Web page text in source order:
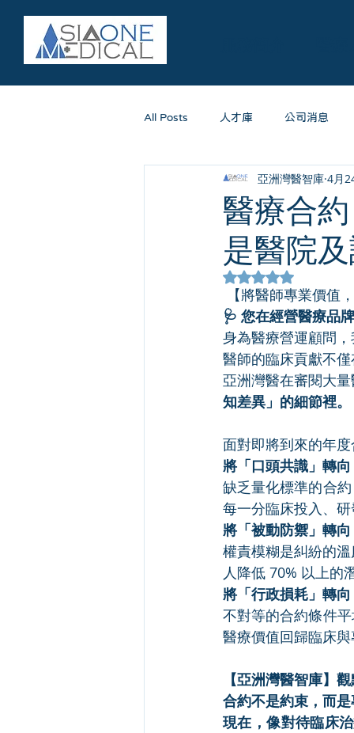
All Posts 人才庫 公司消息
醫療合
是醫院
亞洲灣醫智庫 4月
評等為 NaN（最
【將醫師專業價值
🩺 您在經營醫療品
身為醫療營運顧問
醫師的臨床貢獻不
亞洲灣醫在審閱大
知差異」的細節裡。
面對即將到來的年
將「口頭共識」轉
缺乏量化標準的合
每一分臨床投入、
將「被動防禦」轉
權責模糊是糾紛的
人降低 70% 以上
將「行政損耗」轉
不對等的合約條件
醫療價值回歸臨床
【亞洲灣醫智庫】
合約不是約束，而
現在，像對待臨床